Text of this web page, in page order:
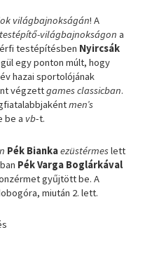
világbajnokságán! A
testépítő-világbajnokságon a
testépítésben Nyircsák
egy ponton múlt, hogy
hazai sportolójának
végzettgames classicban.
men’s
be a vb-t.
Pék Biankaezüstérmeslett
Pék Varga Boglárkával
gyűjtött be. A
miután 2. lett.